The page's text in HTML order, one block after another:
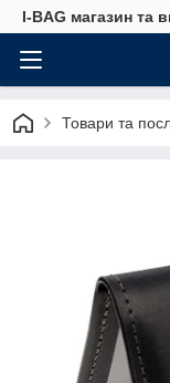
I-BAG магазин та
Товари та